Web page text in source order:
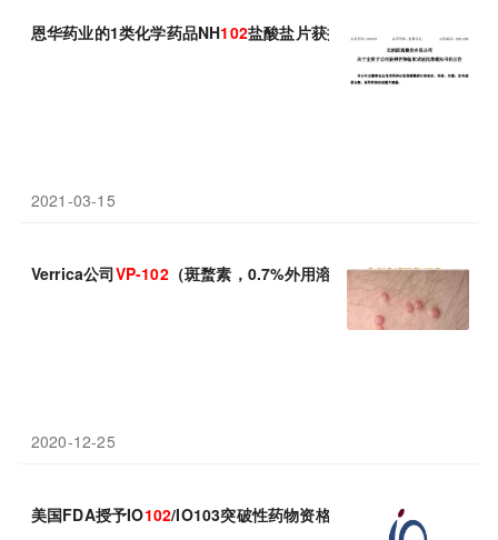
恩华药业的1类化学药品NH102盐酸盐片获批临床
2021-03-15
Verrica公司VP-102（斑蝥素，0.7%外用溶液）在美国申请上市!
2020-12-25
美国FDA授予IO102/IO103突破性药物资格：联合O药一线治疗黑